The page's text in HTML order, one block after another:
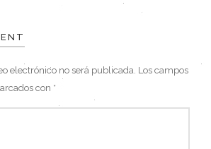
electrónico no será publicada. Los campos
con *